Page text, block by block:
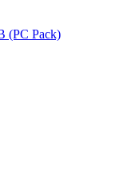
(PC Pack)